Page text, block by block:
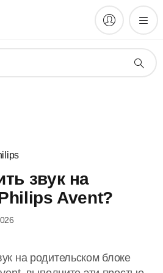
звук на
Avent?
на родительском блоке